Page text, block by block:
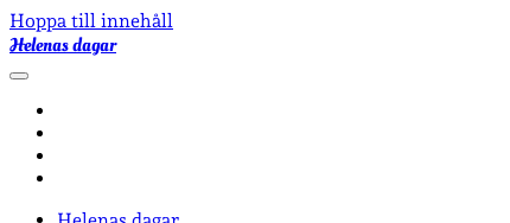
Hoppa till innehåll
Helenas dagar
öppna